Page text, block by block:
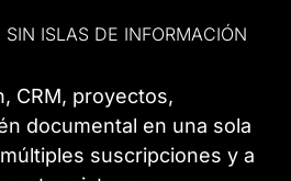
ISLAS DE INFORMACIÓN
CRM, proyectos,
documental en una sola
suscripciones y a